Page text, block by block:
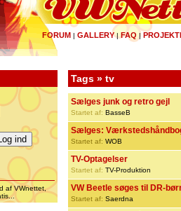
FORUM | GALLERY|FAQ |
af VWnettet,
Tags » tv
Sælges junk og retro gejl
Startet af: BasseB
Sælges:
Startet af: WOB
TV-Optagelser
Startet af: TV-Produktion
VW Beetle søges til DR-
Startet af: Saerdna